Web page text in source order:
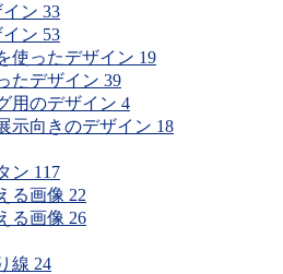
ン 33
ン 53
使ったデザイン 19
たデザイン 39
用のデザイン 4
示向きのデザイン 18
ン 117
る画像 22
る画像 26
線 24